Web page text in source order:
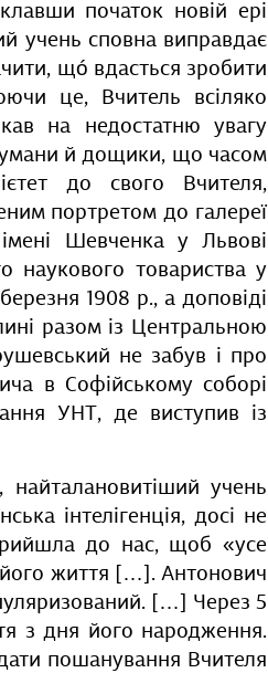
початок новій ері
учень сповна виправдає
щó вдасться зробити
це, Вчитель всіляко
на недостатню увагу
й дощики, що часом
до свого Вчителя,
портретом до галереї
Шевченка у Львові
наукового товариства у
1908 р., а доповіді
разом із Центральною
не забув і про
в Софійському соборі
УНТ, де виступив із
найталановитіший учень
інтелігенція, досі не
до нас, щоб «усе
його життя […]. Антонович
[…] Через 5
з дня його народження.
пошанування Вчителя